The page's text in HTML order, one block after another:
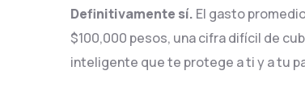
Definitivamente sí. El gasto
$100,000 pesos, una cifra difícil de
inteligente que te protege a ti y a tu